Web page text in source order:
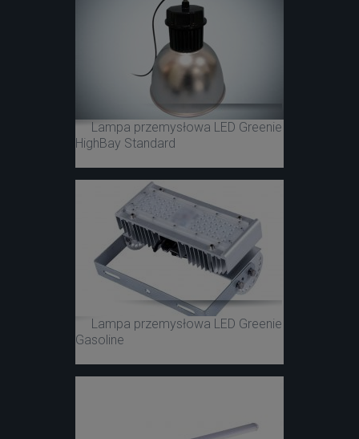
Lampa przemysłowa LED Greenie
HighBay Standard
Lampa przemysłowa LED Greenie
Gasoline